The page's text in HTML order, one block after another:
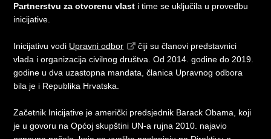
Partnerstvu za otvorenu vlast i time se uključila u provedbu
inicijative.
Inicijativu vodi Upravni odbor
čiji su članovi predstavnici
vlada i organizacija civilnog društva. Od 2014. godine do 2019.
godine u dva uzastopna mandata, članica Upravnog odbora
bila je i Republika Hrvatska.
Začetnik Inicijative je američki predsjednik Barack Obama, koji
je u govoru na Općoj skupštini UN-a rujna 2010. najavio